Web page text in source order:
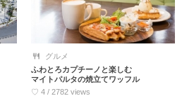
グルメ
ふわとろカプチーノと楽しむ
マイトパルタの焼立てワッフル
♡ 4 / 2782 views